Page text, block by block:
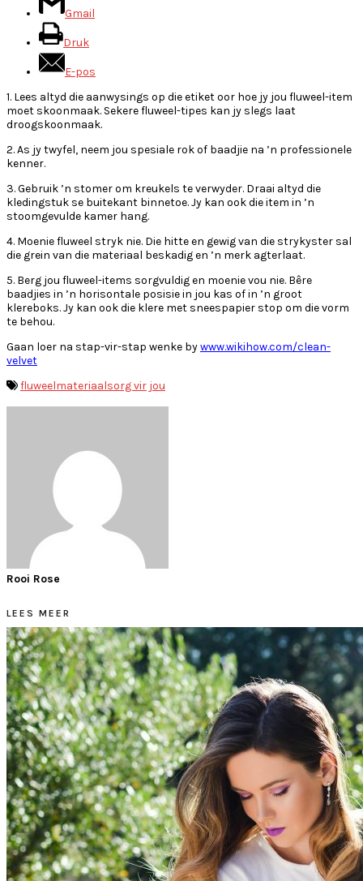
Gmail
Druk
E-pos
1. Lees altyd die aanwysings op die etiket oor hoe jy jou fluweel-item
moet skoonmaak. Sekere fluweel-tipes kan jy slegs laat
droogskoonmaak.
2. As jy twyfel, neem jou spesiale rok of baadjie na ’n professionele
kenner.
3. Gebruik ’n stomer om kreukels te verwyder. Draai altyd die
kledingstuk se buitekant binnetoe. Jy kan ook die item in ’n
stoomgevulde kamer hang.
4. Moenie fluweel stryk nie. Die hitte en gewig van die strykyster sal
die grein van die materiaal beskadig en ’n merk agterlaat.
5. Berg jou fluweel-items sorgvuldig en moenie vou nie. Bêre
baadjies in ’n horisontale posisie in jou kas of in ’n groot
klereboks. Jy kan ook die klere met sneespapier stop om die vorm
te behou.
Gaan loer na stap-vir-stap wenke bywww.wikihow.com/clean-
velvet
fluweelmateriaalsorg vir jou
Rooi Rose
LEES MEER